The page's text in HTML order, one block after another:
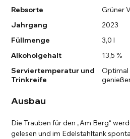
Rebsorte
Grüner
Jahrgang
2023
Füllmenge
3,0 l
Alkoholgehalt
13,5 %
Serviertemperatur und
Trinkreife
Optimal
Ausbau
Die Trauben für den „Am Berg“
gelesen und im Edelstahltank